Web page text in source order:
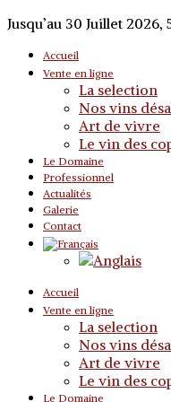
Jusqu’au 30 Juillet
Accueil
Vente en ligne
La selection
Nos vins
Art de vivre
Le vin des
Le Domaine
Professionnel
Actualités
Galerie
Contact
Accueil
Vente en ligne
La selection
Nos vins
Art de vivre
Le vin des
Le Domaine